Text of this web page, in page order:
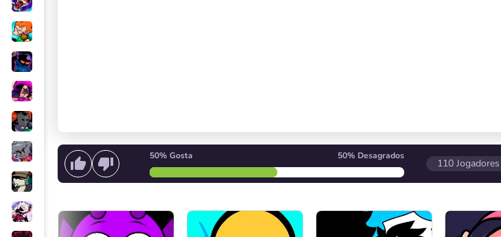
50% Gosta 50% Desagrados
110 Jogadores
Comece a cantar ou Inicie o jogo/ Pare o jogo/ Selecione um nível